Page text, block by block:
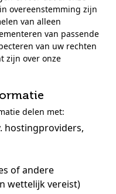
overeenstemming zijn
van alleen
van passende
van uw rechten
zijn over onze
delen met:
hostingproviders,
of andere
wettelijk vereist)